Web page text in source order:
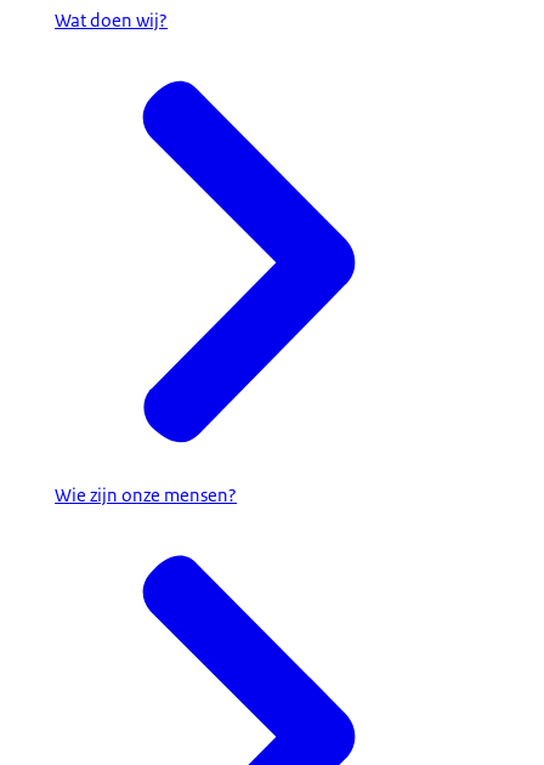
Wat doen wij?
Wie zijn onze mensen?